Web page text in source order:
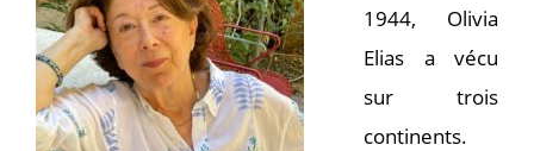
1944, Olivia
Elias a vécu
sur trois
continents.